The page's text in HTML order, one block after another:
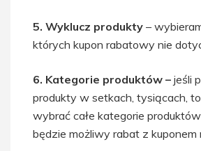
5. Wyklucz produkty –
których kupon rabatowy nie
6. Kategorie produktów – jeśli
produkty w setkach, tysiącach,
wybrać całe kategorie
będzie możliwy rabat z